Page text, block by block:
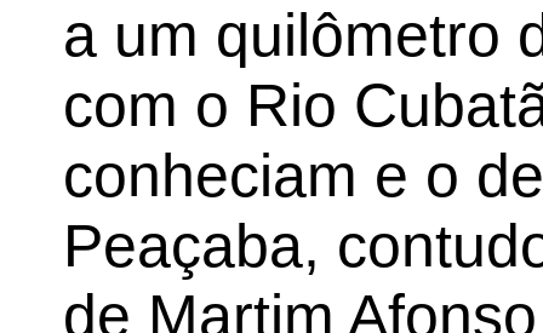
a um quilômetro
com o Rio
conheciam e o
Peaçaba,
de Martim